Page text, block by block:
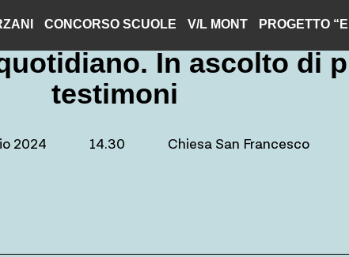
CONCORSO SCUOLE V/L MONT PROGETTO
In ascolto di
testimoni
2024 14.30 Chiesa San Francesco